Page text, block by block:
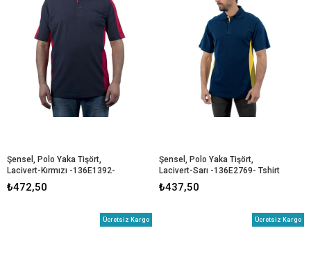
Şensel, Polo Yaka Tişört,
Lacivert-Kırmızı -136E1392-
Tshirt
₺472,50
Şensel, Polo Yaka Tişört,
Lacivert-Sarı -136E2769- Tshirt
₺437,50
Ücretsiz Kargo Ücretsiz Kargo